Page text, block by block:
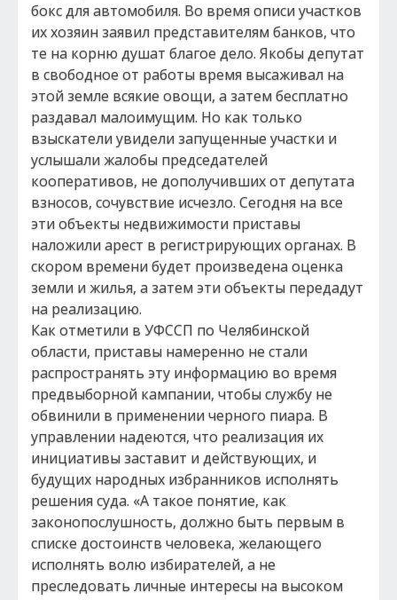
бокс для автомобиля. Во время описи участков
их хозяин заявил представителям банков, что
те на корню душат благое дело. Якобы депутат
в свободное от работы время высаживал на
этой земле всякие овощи, а затем бесплатно
раздавал малоимущим. Но как только
взыскатели увидели запущенные участки и
услышали жалобы председателей
кооперативов, не дополучивших от депутата
взносов, сочувствие исчезло. Сегодня на все
эти объекты недвижимости приставы
наложили арест в регистрирующих органах. В
скором времени будет произведена оценка
земли и жилья, а затем эти объекты передадут
на реализацию.
Как отметили в УФССП по Челябинской
области, приставы намеренно не стали
распространять эту информацию во время
предвыборной кампании, чтобы службу не
обвинили в применении черного пиара. В
управлении надеются, что реализация их
инициативы заставит и действующих, и
будущих народных избранников исполнять
решения суда. «А такое понятие, как
законопослушность, должно быть первым в
списке достоинств человека, желающего
исполнять волю избирателей, а не
преследовать личные интересы на высоком